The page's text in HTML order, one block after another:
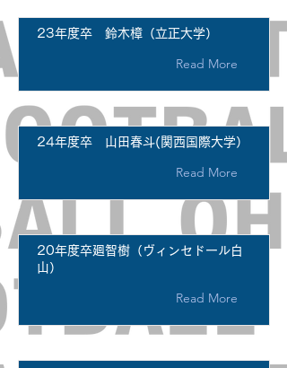
23年度卒 鈴木樟（立正大学）
Read More
24年度卒 山田春斗(関西国際大学）
Read More
20年度卒廻智樹（ヴィンセドール白
山）
Read More